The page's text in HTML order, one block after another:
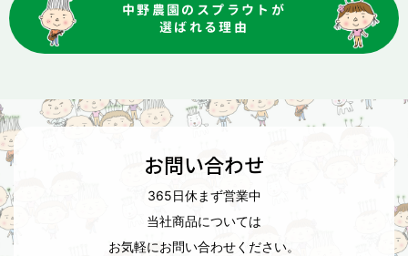
中野農園のスプラウトが
選ばれる理由
お問い合わせ
365日休まず営業中
当社商品については
お気軽にお問い合わせください。